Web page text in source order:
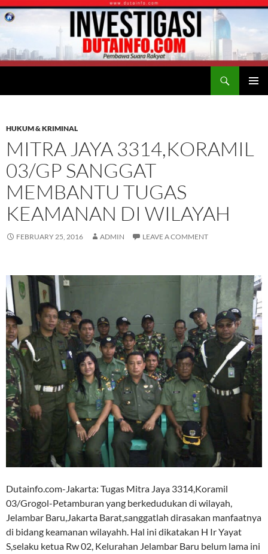
HUKUM & KRIMINAL
MITRA JAYA 3314,KORAMIL
03/GP SANGGAT
MEMBANTU TUGAS
KEAMANAN DI WILAYAH
FEBRUARY 25, 2016 ADMIN LEAVE A COMMENT
Dutainfo.com-Jakarta: Tugas Mitra Jaya 3314,Koramil
03/Grogol-Petamburan yang berkedudukan di wilayah,
Jelambar Baru,Jakarta Barat,sanggatlah dirasakan manfaatnya
di bidang keamanan wilayahh. Hal ini dikatakan H Ir Yayat
S,selaku ketua Rw 02, Kelurahan Jelambar Baru belum lama ini